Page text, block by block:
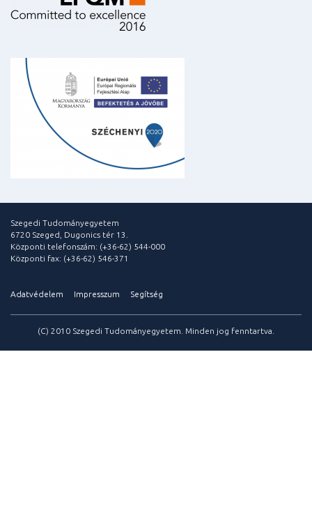
Szegedi Tudományegyetem
6720 Szeged, Dugonics tér 13.
Központi telefonszám: (+36-62) 544-000
Központi fax: (+36-62) 546-371
Adatvédelem Impresszum Segítség
(C) 2010 Szegedi Tudományegyetem. Minden jog fenntartva.